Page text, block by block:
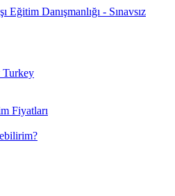
Turkey
Fiyatları